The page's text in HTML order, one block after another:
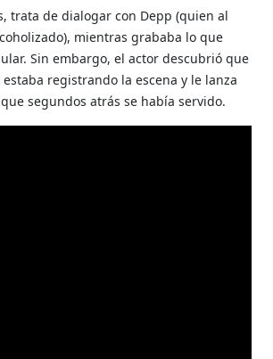
trata de dialogar con Depp (quien al
mientras grababa lo que
Sin embargo, el actor descubrió que
registrando la escena y le lanza
segundos atrás se había servido.